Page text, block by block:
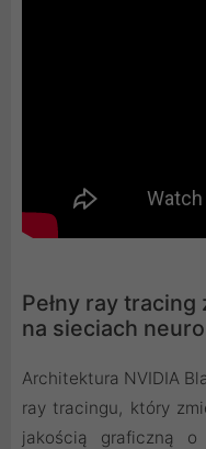
Pełny ray
na sieciach
Architektura NVIDIA
ray tracingu, który
jakością graficzną o